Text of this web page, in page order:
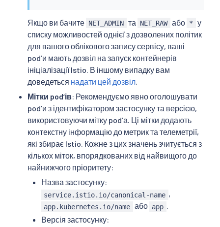
Якщо ви бачите NET_ADMIN та NET_RAW або *
у
списку можливостей однієї з дозволених політик
для вашого облікового запису сервісу, ваші
podʼи мають дозвіл на запуск контейнерів
ініціалізації Istio. В іншому випадку вам
доведеться надати цей дозвіл
Мітки podʼів: Рекомендуємо явно оголошувати
podʼи з ідентифікатором застосунку та версією,
використовуючи мітку podʼа. Ці мітки додають
контекстну інформацію до метрик та телеметрії,
які збирає Istio. Кожне з цих значень зчитується з
кількох міток, впорядкованих від найвищого до
найнижчого пріоритету:
Назва застосунку:
service.istio.io/canonical-name ,
app.kubernetes.io/name або app .
Версія застосунку: